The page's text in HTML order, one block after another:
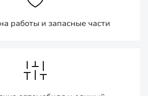
работы и запасные части